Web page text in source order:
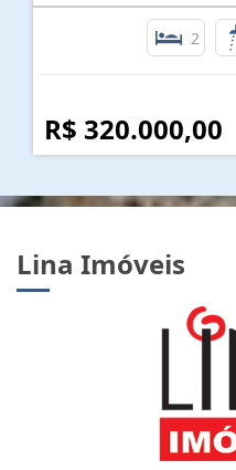
2
R$ 320.000,00
Lina Imóveis